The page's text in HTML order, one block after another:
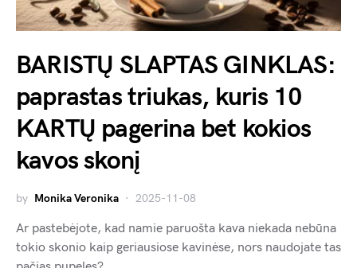
BARISTŲ SLAPTAS GINKLAS:
paprastas triukas, kuris 10
KARTŲ pagerina bet kokios
kavos skonį
by Monika Veronika 2025-11-08
Ar pastebėjote, kad namie paruošta kava niekada nebūna
tokio skonio kaip geriausiose kavinėse, nors naudojate tas